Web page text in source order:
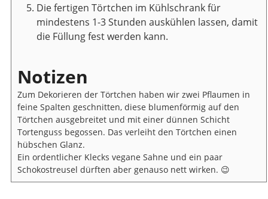
Die fertigen Törtchen im Kühlschrank für
mindestens 1-3 Stunden auskühlen lassen, damit
die Füllung fest werden kann.
Notizen
Zum Dekorieren der Törtchen haben wir zwei Pflaumen in
feine Spalten geschnitten, diese blumenförmig auf den
Törtchen ausgebreitet und mit einer dünnen Schicht
Tortenguss begossen. Das verleiht den Törtchen einen
hübschen Glanz.
Ein ordentlicher Klecks vegane Sahne und ein paar
Schokostreusel dürften aber genauso nett wirken. 😉